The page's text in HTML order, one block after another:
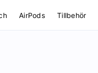
AirPods Tillbehör